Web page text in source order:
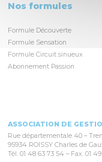
Nos formules
Formule Découverte
Formule Sensation
Formule Circuit sinueux
Abonnement Passion
ASSOCIATION DE
Rue départementale 40 –
95934 ROISSY Charles de
Tél. 01 48 63 73 54 – Fax. 01